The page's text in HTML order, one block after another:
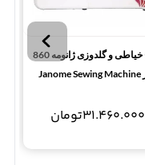
چرخ خیاطی و گلدوزی ژانومه 860
دور Janome Sewing Machine
31.460.000تومان